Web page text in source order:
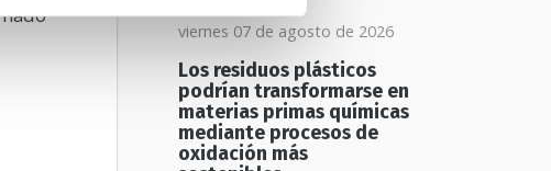
viernes 07 de agosto de 2026
Los residuos plásticos
podrían transformarse en
materias primas químicas
mediante procesos de
oxidación más